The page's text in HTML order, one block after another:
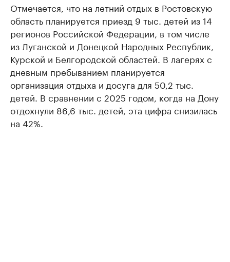
Отмечается, что на летний отдых в Ростовскую
область планируется приезд 9 тыс. детей из 14
регионов Российской Федерации, в том числе
из Луганской и Донецкой Народных Республик,
Курской и Белгородской областей. В лагерях с
дневным пребыванием планируется
организация отдыха и досуга для 50,2 тыс.
детей. В сравнении с 2025 годом, когда на Дону
отдохнули 86,6 тыс. детей, эта цифра снизилась
на 42%.